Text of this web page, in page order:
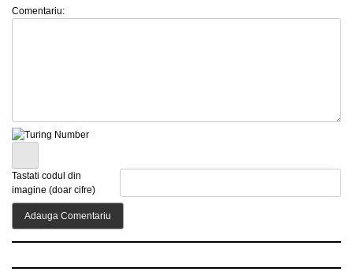
Comentariu:
Tastati codul din
imagine (doar cifre)